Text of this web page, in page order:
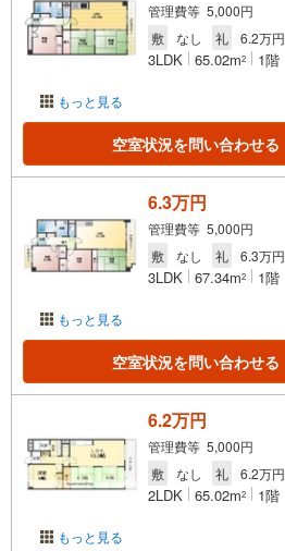
もっと見る
管理費等 5,000円
敷
なし 礼 6.2万円
3LDK 65.02m2 1階
空室状況を問い合わせる
もっと見る
6.3万円
管理費等 5,000円
敷
なし 礼 6.3万円
3LDK 67.34m2 1階
空室状況を問い合わせる
もっと見る
6.2万円
管理費等 5,000円
敷
なし 礼 6.2万円
2LDK 65.02m2 1階